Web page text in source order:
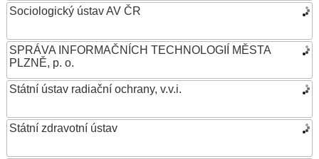
Sociologický ústav AV ČR
SPRÁVA INFORMAČNÍCH TECHNOLOGIÍ MĚSTA
PLZNĚ, p. o.
Státní ústav radiační ochrany, v.v.i.
Státní zdravotní ústav